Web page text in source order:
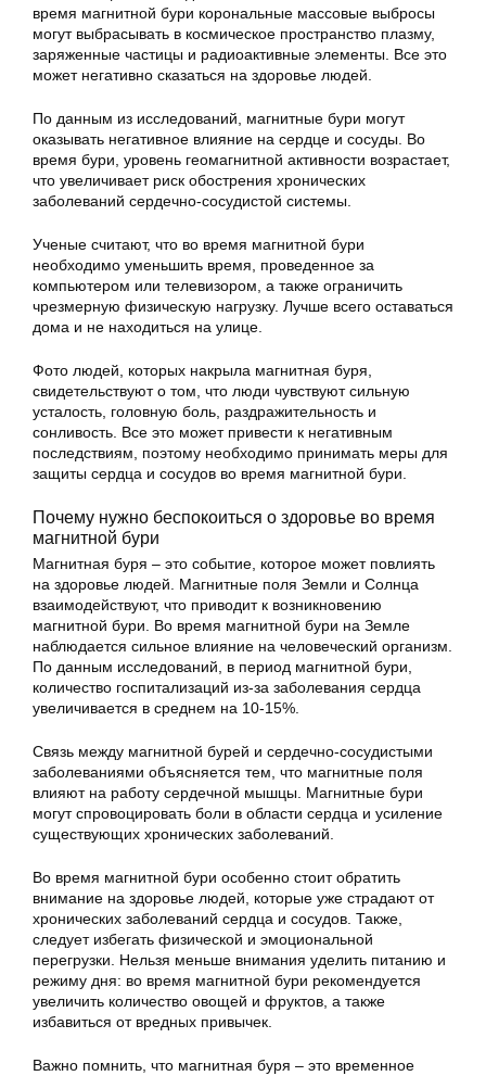
время магнитной бури корональные массовые выбросы
могут выбрасывать в космическое пространство плазму,
заряженные частицы и радиоактивные элементы. Все это
может негативно сказаться на здоровье людей.
По данным из исследований, магнитные бури могут
оказывать негативное влияние на сердце и сосуды. Во
время бури, уровень геомагнитной активности возрастает,
что увеличивает риск обострения хронических
заболеваний сердечно-сосудистой системы.
Ученые считают, что во время магнитной бури
необходимо уменьшить время, проведенное за
компьютером или телевизором, а также ограничить
чрезмерную физическую нагрузку. Лучше всего оставаться
дома и не находиться на улице.
Фото людей, которых накрыла магнитная буря,
свидетельствуют о том, что люди чувствуют сильную
усталость, головную боль, раздражительность и
сонливость. Все это может привести к негативным
последствиям, поэтому необходимо принимать меры для
защиты сердца и сосудов во время магнитной бури.
Почему нужно беспокоиться о здоровье во время
магнитной бури
Магнитная буря – это событие, которое может повлиять
на здоровье людей. Магнитные поля Земли и Солнца
взаимодействуют, что приводит к возникновению
магнитной бури. Во время магнитной бури на Земле
наблюдается сильное влияние на человеческий организм.
По данным исследований, в период магнитной бури,
количество госпитализаций из-за заболевания сердца
увеличивается в среднем на 10-15%.
Связь между магнитной бурей и сердечно-сосудистыми
заболеваниями объясняется тем, что магнитные поля
влияют на работу сердечной мышцы. Магнитные бури
могут спровоцировать боли в области сердца и усиление
существующих хронических заболеваний.
Во время магнитной бури особенно стоит обратить
внимание на здоровье людей, которые уже страдают от
хронических заболеваний сердца и сосудов. Также,
следует избегать физической и эмоциональной
перегрузки. Нельзя меньше внимания уделить питанию и
режиму дня: во время магнитной бури рекомендуется
увеличить количество овощей и фруктов, а также
избавиться от вредных привычек.
Важно помнить, что магнитная буря – это временное